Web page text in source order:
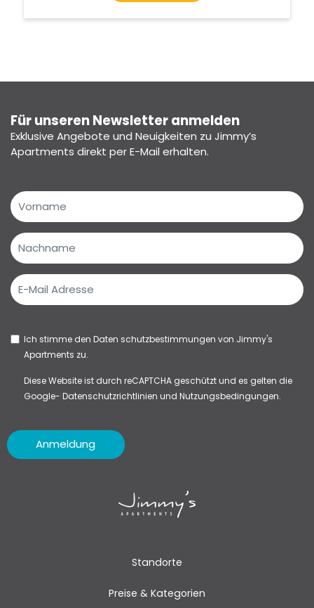
Für unseren Newsletter anmelden
Exklusive Angebote und Neuigkeiten zu Jimmy’s
Apartments direkt per E-Mail erhalten.
Ich stimme den Daten schutzbestimmungen von Jimmy's
Apartments zu.
Diese Website ist durch reCAPTCHA geschützt und es gelten die
Google- Datenschutzrichtlinien und Nutzungsbedingungen.
Anmeldung
Standorte
Preise & Kategorien